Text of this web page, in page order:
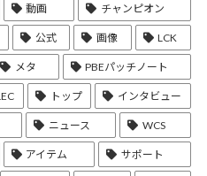
動画 チャンピオン
公式 画像 LCK
メタ PBEパッチノート
トップ インタビュー
ニュース WCS
アイテム サポート